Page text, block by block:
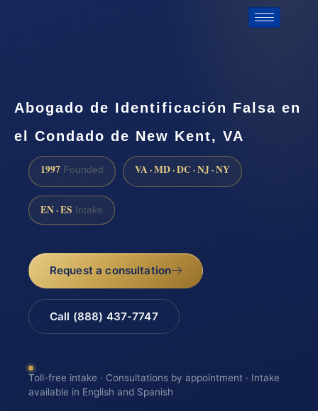
Abogado de Identificación Falsa en
el Condado de New Kent, VA
1997 Founded VA · MD · DC · NJ · NY
EN · ES Intake
Request a consultation
Call (888) 437-7747
Toll-free intake · Consultations by appointment · Intake
available in English and Spanish